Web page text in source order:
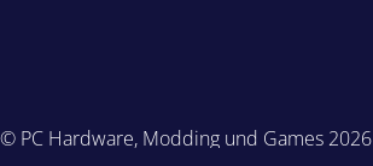
© PC Hardware, Modding und Games 2026